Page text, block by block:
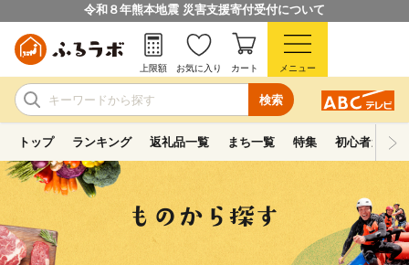
令和８年熊本地震 災害支援寄付受付について
検索
上限額 お気に入り カート メニュー
トップ ランキング 返礼品一覧 まち一覧 特集 初心者ガイド